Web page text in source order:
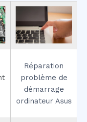
Réparation
problème de
démarrage
ordinateur Asus